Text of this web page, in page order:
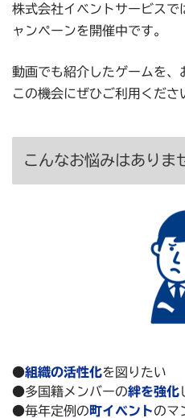
株式会社イベントサービス
ャンペーンを開催中です。
動画でも紹介したゲームを、
この機会にぜひご利用くださ
こんなお悩みはありま
●組織の活性化を図りたい
●多国籍メンバーの絆を強化
●毎年定例の町イベントのマ